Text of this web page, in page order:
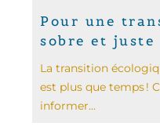
Pour une
sobre et juste
La transition
est plus que temps !
informer...